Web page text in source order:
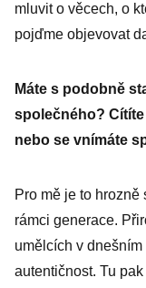
mluvit o věcech, o
pojďme objevovat
Máte s podobně
společného?
nebo se vnímáte
Pro mě je to
rámci generace.
umělcích v
autentičnost. Tu